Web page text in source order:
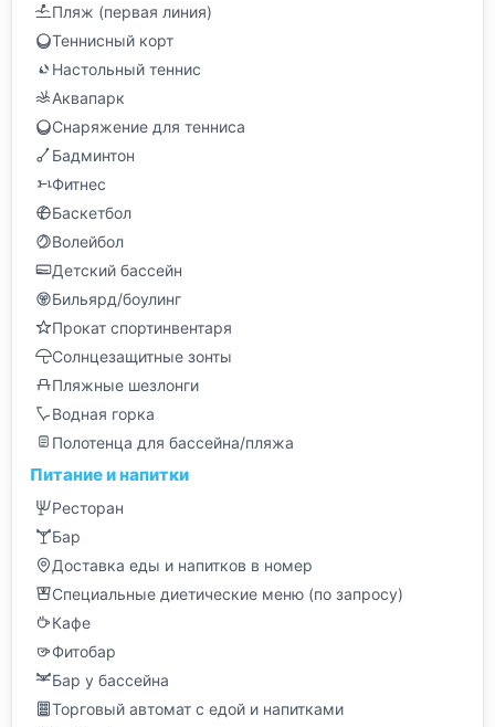
Пляж (первая линия)
Теннисный корт
Настольный теннис
Аквапарк
Снаряжение для тенниса
Бадминтон
Фитнес
Баскетбол
Волейбол
Детский бассейн
Бильярд/боулинг
Прокат спортинвентаря
Солнцезащитные зонты
Пляжные шезлонги
Водная горка
Полотенца для бассейна/пляжа
Питание и напитки
Ресторан
Бар
Доставка еды и напитков в номер
Специальные диетические меню (по запросу)
Кафе
Фитобар
Бар у бассейна
Торговый автомат с едой и напитками